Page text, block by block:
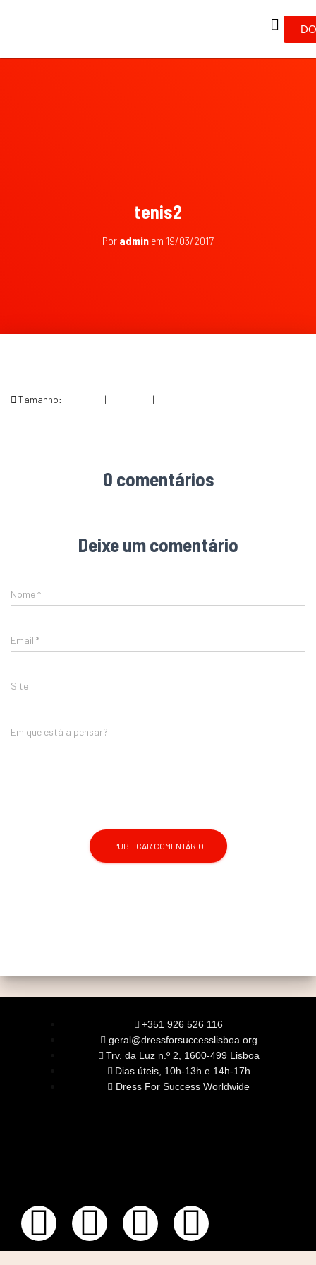
tenis2
Por admin em 19/03/2017
Tamanho: | |
0 comentários
Deixe um comentário
Nome*
Email *
Site
Em que está a pensar?
+351 926 526 116
geral@dressforsuccesslisboa.org
Trv. da Luz n.º 2, 1600-499 Lisboa
Dias úteis, 10h-13h e 14h-17h
Dress For Success Worldwide